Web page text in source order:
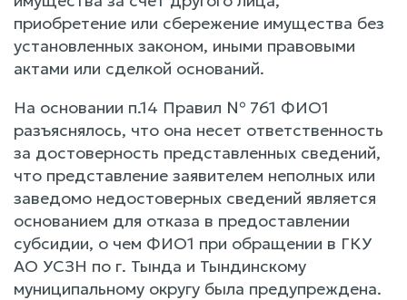
приобретение или сбережение имущества без
установленных законом, иными правовыми
актами или сделкой оснований.
На основании п.14 Правил № 761 ФИО1
разъяснялось, что она несет ответственность
за достоверность представленных сведений,
что представление заявителем неполных или
заведомо недостоверных сведений является
основанием для отказа в предоставлении
субсидии, о чем ФИО1 при обращении в ГКУ
АО УСЗН по г. Тында и Тындинскому
муниципальному округу была предупреждена.